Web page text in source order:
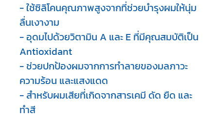
- ใช้ซิลิโคนคุณภาพสูงจากที่ช่วยบำรุงผมให้นุ่ม
ลื่นเงางาม
- อุดมไปด้วยวิตามิน A และ E ที่มีคุณสมบัติเป็น
Antioxidant
- ช่วยปกป้องผมจากการทำลายของมลภาวะ
ความร้อน และแสงแดด
- สำหรับผมเสียที่เกิดจากสารเคมี ดัด ยืด และ
ทำสี